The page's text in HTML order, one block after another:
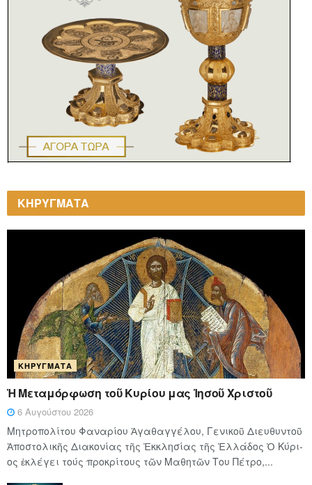
ΚΗΡΥΓΜΑΤΑ
ΚΗΡΎΓΜΑΤΑ
Ἡ Μεταμόρφωση τοῦ Κυρίου μας Ἰησοῦ Χριστοῦ
6 Αυγούστου 2026
Μητροπολίτου Φαναρίου Ἀγαθαγγέλου, Γενικοῦ Διευθυντοῦ
Ἀποστολικῆς Διακονίας τῆς Ἐκκλησίας τῆς Ἑλλάδος Ὁ Κύ­ρι­
ος ἐκλέγει τούς προ­κρί­τους τῶν Μα­θη­τῶν Του Πέ­τρο,...